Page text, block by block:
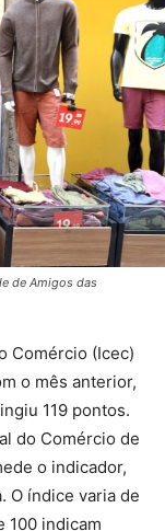
de Amigos das
Comércio (Icec)
o mês anterior,
119 pontos.
do Comércio de
o indicador,
O índice varia de
100 indicam